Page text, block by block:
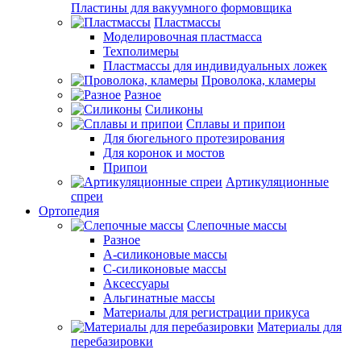
Пластины для вакуумного формовщика
Пластмассы
Моделировочная пластмасса
Техполимеры
Пластмассы для индивидуальных ложек
Проволока, кламеры
Разное
Силиконы
Сплавы и припои
Для бюгельного протезирования
Для коронок и мостов
Припои
Артикуляционные
спреи
Ортопедия
Слепочные массы
Разное
А-силиконовые массы
С-силиконовые массы
Аксессуары
Альгинатные массы
Материалы для регистрации прикуса
Материалы для
перебазировки